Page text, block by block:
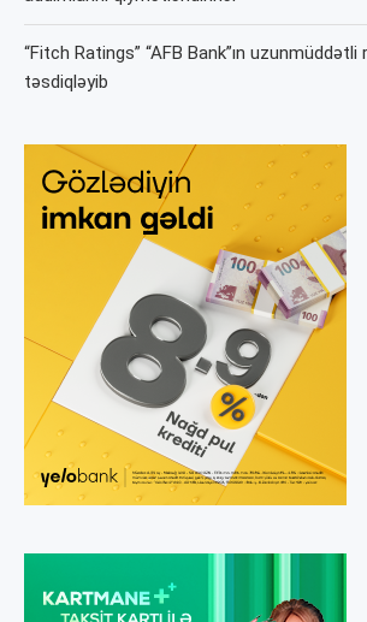
“Fitch Ratings” “AFB Bank”ın uzunmüddətli
təsdiqləyib